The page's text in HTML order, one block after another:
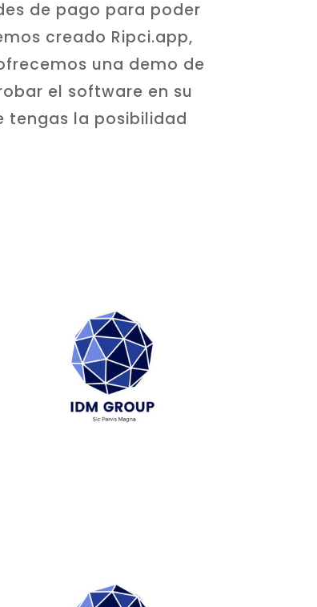
de pago para poder
creado Ripci.app,
una demo de
el software en su
tengas la posibilidad